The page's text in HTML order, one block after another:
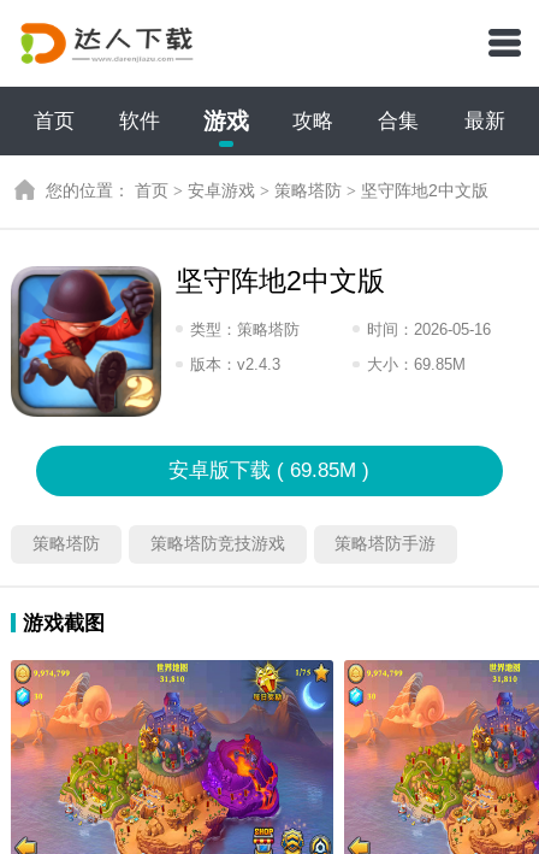
首页 软件 游戏 攻略 合集 最新
您的位置：首页 >安卓游戏 >策略塔防 > 坚守阵地2中文版
坚守阵地2中文版
类型：策略塔防 时间： 2026-05-16
13:2026
版本：v2.4.3 大小： 69.85M
安卓版下载 ( 69.85M )
策略塔防 策略塔防竞技游戏 策略塔防手游
游戏截图